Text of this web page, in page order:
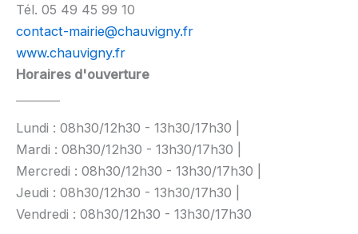
Tél. 05 49 45 99 10
contact-mairie@chauvigny.fr
www.chauvigny.fr
Horaires d'ouverture
Lundi : 08h30/12h30 - 13h30/17h30 |
Mardi : 08h30/12h30 - 13h30/17h30 |
Mercredi : 08h30/12h30 - 13h30/17h30 |
Jeudi : 08h30/12h30 - 13h30/17h30 |
Vendredi : 08h30/12h30 - 13h30/17h30